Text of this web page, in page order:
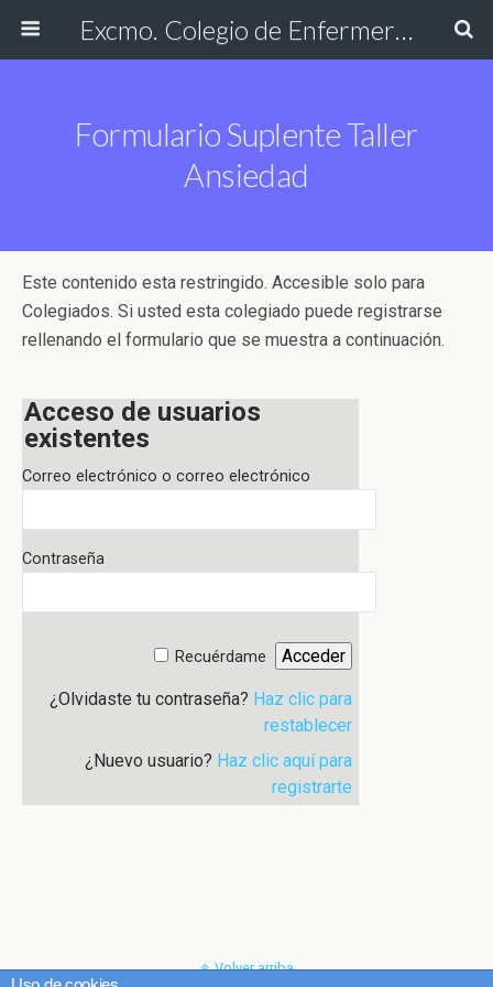
Excmo. Colegio de Enfermería de Cádiz
Formulario Suplente Taller
Ansiedad
Este contenido esta restringido. Accesible solo para
Colegiados. Si usted esta colegiado puede registrarse
rellenando el formulario que se muestra a continuación.
Acceso de usuarios
existentes
Correo electrónico o correo electrónico
Contraseña
Recuérdame
¿Olvidaste tu contraseña? Haz clic para
restablecer
¿Nuevo usuario? Haz clic aquí para
registrarte
Volver arriba